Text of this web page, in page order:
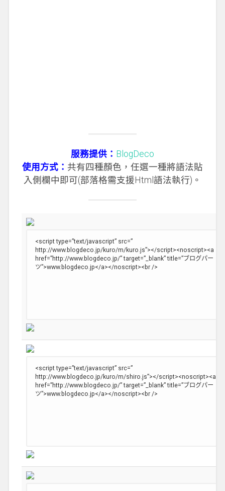
服務提供： BlogDeco
使用方式： 共有四種顏色，任選一種將語法貼
入側欄中即可(部落格需支援Html語法執行)。